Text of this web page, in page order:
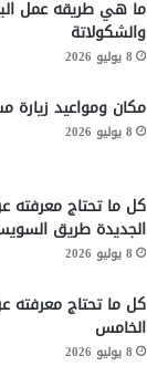
ما هي طريقه عمل
والشكولاتة
8 يوليو 2026
مكان ومواعيد
8 يوليو 2026
كل ما تحتاج معرفته
الجديدة طريق
8 يوليو 2026
كل ما تحتاج معرفته
الخامس
8 يوليو 2026